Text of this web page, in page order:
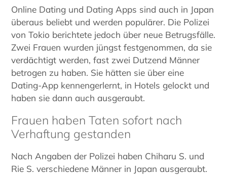
Online Dating und Dating Apps sind auch in Japan
überaus beliebt und werden populärer. Die Polizei
von Tokio berichtete jedoch über neue Betrugsfälle.
Zwei Frauen wurden jüngst festgenommen, da sie
verdächtigt werden, fast zwei Dutzend Männer
betrogen zu haben. Sie hätten sie über eine
Dating-App kennengerlernt, in Hotels gelockt und
haben sie dann auch ausgeraubt.
Frauen haben Taten sofort nach
Verhaftung gestanden
Nach Angaben der Polizei haben Chiharu S. und
Rie S. verschiedene Männer in Japan ausgeraubt.